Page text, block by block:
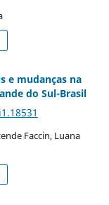
e mudanças na
do Sul-Brasil
Faccin, Luana